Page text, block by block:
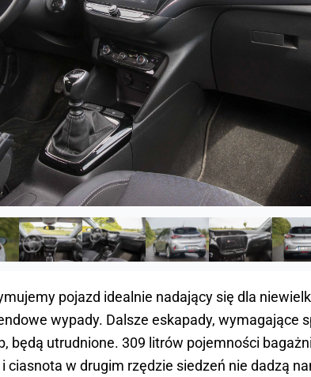
pojazd idealnie nadający się dla
wypady. Dalsze eskapady, wymagające
będą utrudnione. 309 litrów pojemności
ciasnota w drugim rzędzie siedzeń nie dadzą